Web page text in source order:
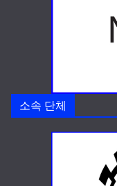
소속 단체